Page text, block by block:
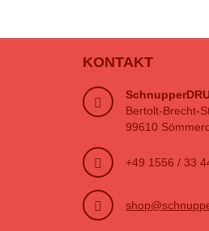
KONTAKT
Bertolt-Brecht-
99610
+49 1556 / 33